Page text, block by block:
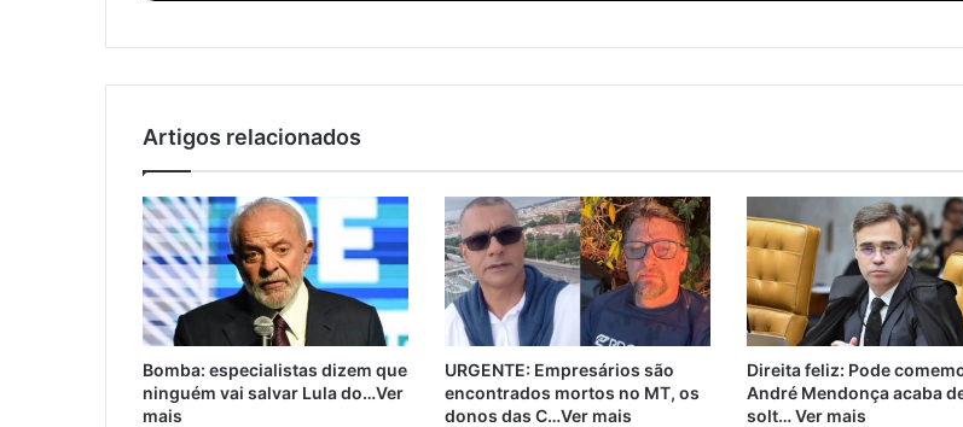
Artigos relacionados
Bomba: especialistas dizem que
ninguém vai salvar Lula do…Ver
mais
URGENTE: Empresários são
encontrados mortos no MT, os
donos das C…Ver mais
Direita feliz: Pode
André Mendonça acaba
solt… Ver mais